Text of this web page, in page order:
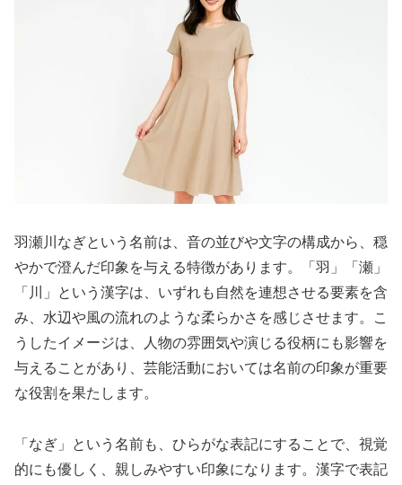
羽瀬川なぎという名前は、音の並びや文字の構成から、穏
やかで澄んだ印象を与える特徴があります。「羽」「瀬」
「川」という漢字は、いずれも自然を連想させる要素を含
み、水辺や風の流れのような柔らかさを感じさせます。こ
うしたイメージは、人物の雰囲気や演じる役柄にも影響を
与えることがあり、芸能活動においては名前の印象が重要
な役割を果たします。
「なぎ」という名前も、ひらがな表記にすることで、視覚
的にも優しく、親しみやすい印象になります。漢字で表記